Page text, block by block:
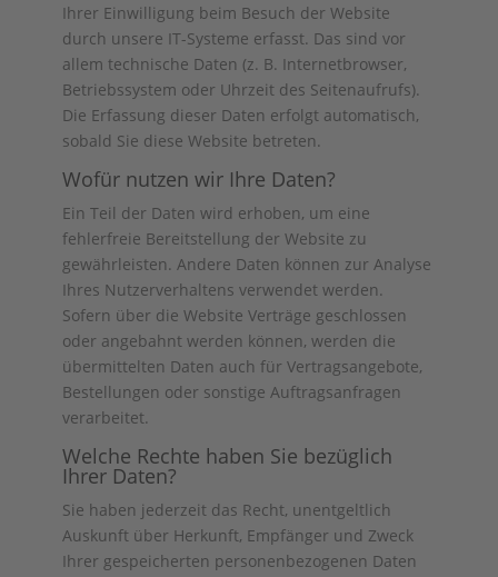
Ihrer Einwilligung beim Besuch der Website
durch unsere IT-Systeme erfasst. Das sind vor
allem technische Daten (z. B. Internetbrowser,
Betriebssystem oder Uhrzeit des Seitenaufrufs).
Die Erfassung dieser Daten erfolgt automatisch,
sobald Sie diese Website betreten.
Wofür nutzen wir Ihre Daten?
Ein Teil der Daten wird erhoben, um eine
fehlerfreie Bereitstellung der Website zu
gewährleisten. Andere Daten können zur Analyse
Ihres Nutzerverhaltens verwendet werden.
Sofern über die Website Verträge geschlossen
oder angebahnt werden können, werden die
übermittelten Daten auch für Vertragsangebote,
Bestellungen oder sonstige Auftragsanfragen
verarbeitet.
Welche Rechte haben Sie bezüglich
Ihrer Daten?
Sie haben jederzeit das Recht, unentgeltlich
Auskunft über Herkunft, Empfänger und Zweck
Ihrer gespeicherten personenbezogenen Daten